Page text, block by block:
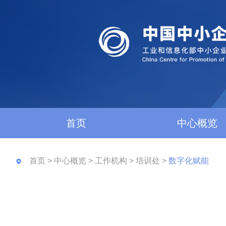
首页 中心概览
首页 > 中心概览 > 工作机构 > 培训处 > 数字化赋能